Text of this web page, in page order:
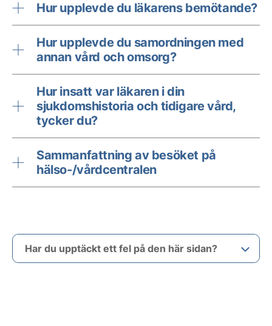
Hur upplevde du läkarens bemötande?
Hur upplevde du samordningen med
annan vård och omsorg?
Hur insatt var läkaren i din
sjukdomshistoria och tidigare vård,
tycker du?
Sammanfattning av besöket på
hälso-/vårdcentralen
Har du upptäckt ett fel på den här sidan?